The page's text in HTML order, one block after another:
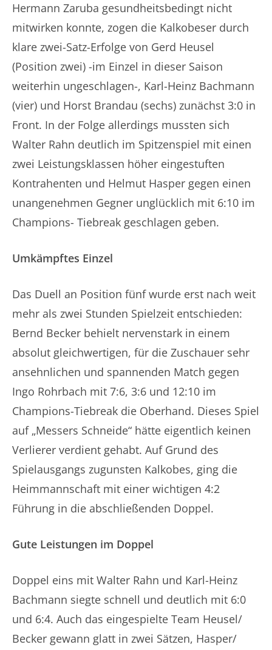
Hermann Zaruba gesundheitsbedingt nicht
mitwirken konnte, zogen die Kalkobeser durch
klare zwei-Satz-Erfolge von Gerd Heusel
(Position zwei) -im Einzel in dieser Saison
weiterhin ungeschlagen-, Karl-Heinz Bachmann
(vier) und Horst Brandau (sechs) zunächst 3:0 in
Front. In der Folge allerdings mussten sich
Walter Rahn deutlich im Spitzenspiel mit einen
zwei Leistungsklassen höher eingestuften
Kontrahenten und Helmut Hasper gegen einen
unangenehmen Gegner unglücklich mit 6:10 im
Champions- Tiebreak geschlagen geben.
Umkämpftes Einzel
Das Duell an Position fünf wurde erst nach weit
mehr als zwei Stunden Spielzeit entschieden:
Bernd Becker behielt nervenstark in einem
absolut gleichwertigen, für die Zuschauer sehr
ansehnlichen und spannenden Match gegen
Ingo Rohrbach mit 7:6, 3:6 und 12:10 im
Champions-Tiebreak die Oberhand. Dieses Spiel
auf „Messers Schneide“ hätte eigentlich keinen
Verlierer verdient gehabt. Auf Grund des
Spielausgangs zugunsten Kalkobes, ging die
Heimmannschaft mit einer wichtigen 4:2
Führung in die abschließenden Doppel.
Gute Leistungen im Doppel
Doppel eins mit Walter Rahn und Karl-Heinz
Bachmann siegte schnell und deutlich mit 6:0
und 6:4. Auch das eingespielte Team Heusel/
Becker gewann glatt in zwei Sätzen, Hasper/